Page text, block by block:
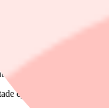
sjönk till 20,1 procent
till 27 miljoner kronor
redovisar ett
uppgick till 32,4 miljoner
eyetrackingbolaget